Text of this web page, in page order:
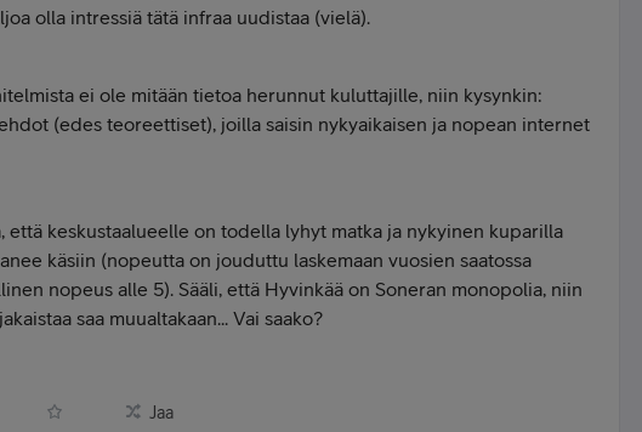
olla intressiä tätä infraa uudistaa (vielä).
ei ole mitään tietoa herunnut kuluttajille, niin kysynkin:
(edes teoreettiset), joilla saisin nykyaikaisen ja nopean internet
että keskustaalueelle on todella lyhyt matka ja nykyinen kuparilla
käsiin (nopeutta on jouduttu laskemaan vuosien saatossa
nopeus alle 5). Sääli, että Hyvinkää on Soneran monopolia, niin
saa muualtakaan... Vai saako?
Jaa